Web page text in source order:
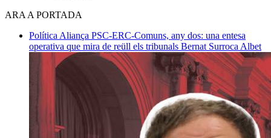
ARA A PORTADA
Política Aliança PSC-ERC-Comuns, any dos: una entesa
operativa que mira de reüll els tribunals Bernat Surroca Albet